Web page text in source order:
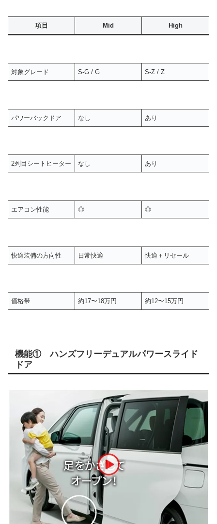
項目 Mid High
対象グレード S-G / G S-Z / Z
パワーバックドア なし あり
2列目シートヒーター なし あり
エアコン性能 ◎ ◎
快適装備の方向性 日常快適 快適＋リセール
価格帯 約17〜18万円 約12〜15万円
機能① ハンズフリーデュアルパワースライド
ドア